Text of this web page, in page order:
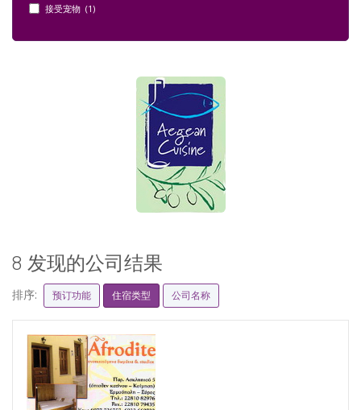
接受宠物 (1)
8 发现的公司结果
排序: 预订功能 住宿类型 公司名称